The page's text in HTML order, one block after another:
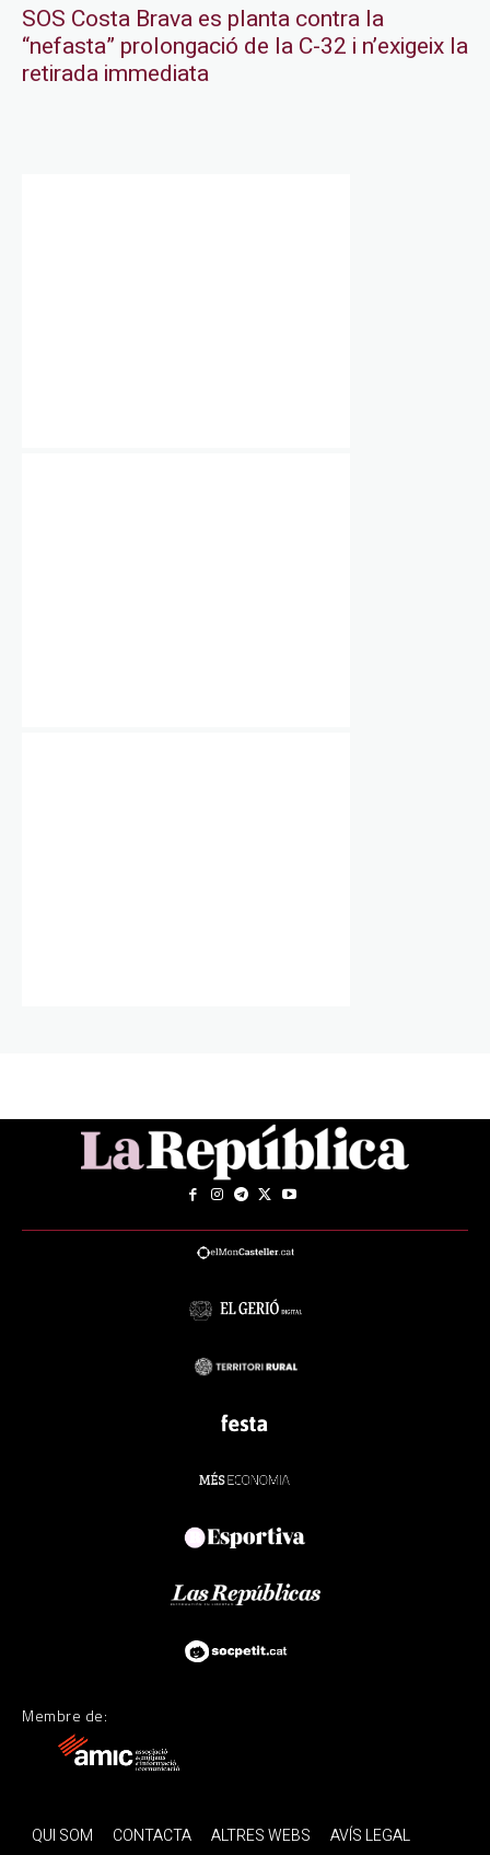
SOS Costa Brava es planta contra la
“nefasta” prolongació de la C-32 i n’exigeix la
retirada immediata
Membre de:
QUI SOM CONTACTA ALTRES WEBS AVÍS LEGAL